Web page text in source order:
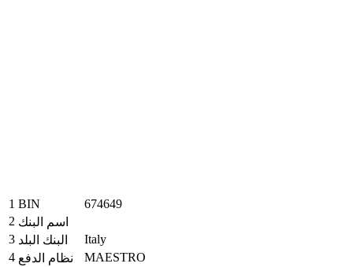
1 BIN
674649
2 اسم البنك
3 البنك البلد
Italy
4 نظام الدفع
MAESTRO